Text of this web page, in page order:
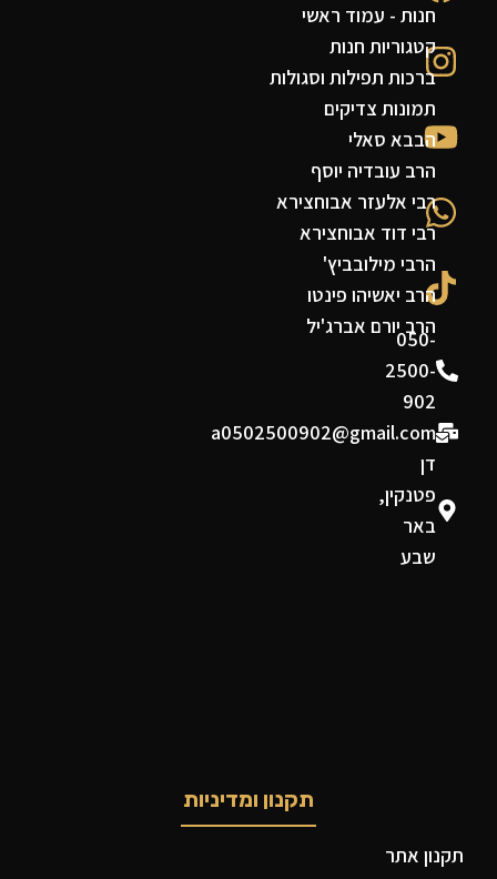
050-
2500-
902
a0502500902@gmail.com
דן
פטנקין,
באר
שבע
חנות - עמוד ראשי
קטגוריות חנות
ברכות תפילות וסגולות
תמונות צדיקים
הבבא סאלי
הרב עובדיה יוסף
רבי אלעזר אבוחצירא
רבי דוד אבוחצירא
הרבי מילובביץ'
הרב יאשיהו פינטו
הרב יורם אברג'יל
תקנון ומדיניות
תקנון אתר